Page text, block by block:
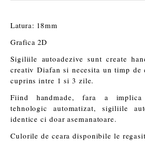
Latura: 18mm
Grafica 2D
Sigiliile autoadezive sunt create
creativ Diafan si necesita un timp de
cuprins intre 1 si 3 zile.
Fiind handmade, fara a
tehnologic automatizat, sigiliile
identice ci doar asemanatoare.
Culorile de ceara disponibile le